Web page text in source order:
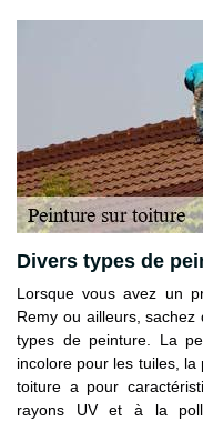
Divers types de
Lorsque vous avez un
Remy ou ailleurs,
types de peinture. La
incolore pour les tuiles,
toiture a pour
rayons UV et à la